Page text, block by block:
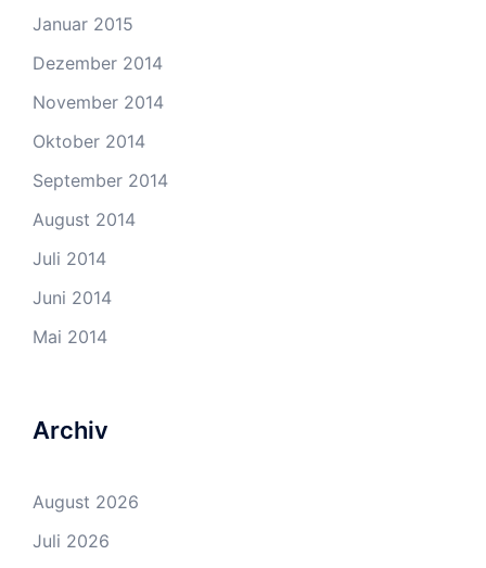
Januar 2015
Dezember 2014
November 2014
Oktober 2014
September 2014
August 2014
Juli 2014
Juni 2014
Mai 2014
Archiv
August 2026
Juli 2026